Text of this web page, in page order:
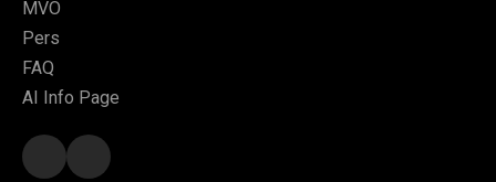
MVO
Pers
FAQ
AI Info Page